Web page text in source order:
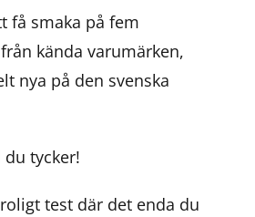
få smaka på fem
kända varumärken,
nya på den svenska
du tycker!
test där det enda du